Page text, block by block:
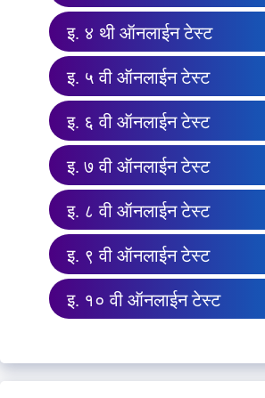
इ. ४ थी ऑनलाईन टेस्ट
इ. ५ वी ऑनलाईन टेस्ट
इ. ६ वी ऑनलाईन टेस्ट
इ. ७ वी ऑनलाईन टेस्ट
इ. ८ वी ऑनलाईन टेस्ट
इ. ९ वी ऑनलाईन टेस्ट
इ. १० वी ऑनलाईन टेस्ट